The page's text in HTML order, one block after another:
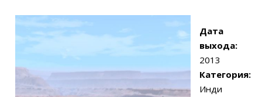
Дата
выхода:
2013
Категория:
Инди